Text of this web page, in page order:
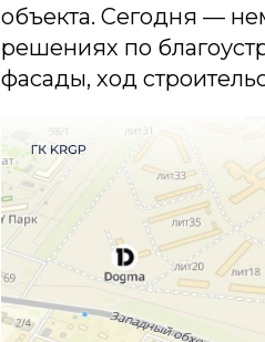
объекта. Сегодня —
решениях по
фасады, ход